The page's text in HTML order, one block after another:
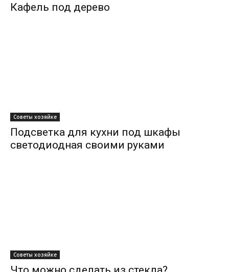
Кафель под дерево
Советы хозяйке
Подсветка для кухни под шкафы
светодиодная своими руками
Советы хозяйке